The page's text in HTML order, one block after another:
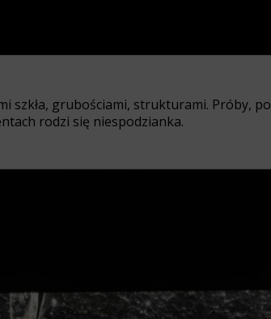
szkła, grubościami, strukturami. Próby,
rodzi się niespodzianka.